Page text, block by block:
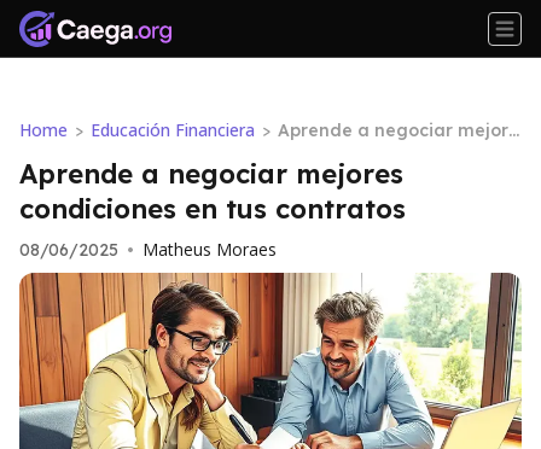
Home > Educación Financiera > Aprende a negociar mejore
s condiciones en tus contra
tos
Aprende a negociar mejores
condiciones en tus contratos
08/06/2025 • Matheus Moraes